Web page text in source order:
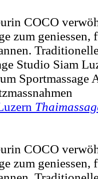
COCO
zum
Studio Siam
Sportmassage
COCO
zum